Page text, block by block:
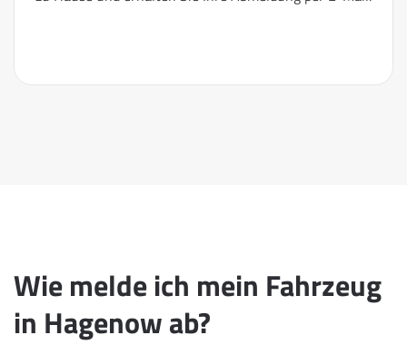
Wie melde ich mein Fahrzeug
in Hagenow ab?